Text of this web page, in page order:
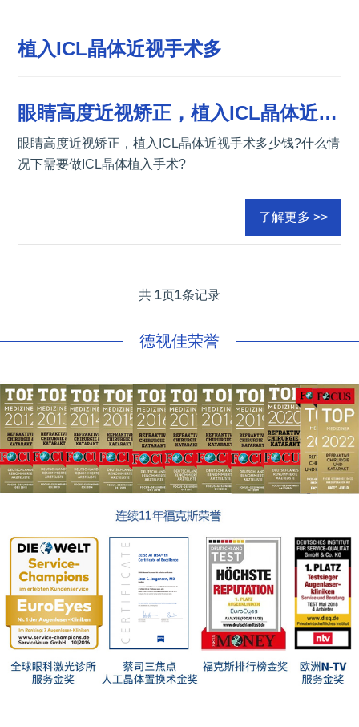
植入ICL晶体近视手术多
眼睛高度近视矫正，植入ICL晶体近视手术多少钱
眼睛高度近视矫正，植入ICL晶体近视手术多少钱?什么情
况下需要做ICL晶体植入手术?
了解更多 >>
共 1页1条记录
德视佳荣誉